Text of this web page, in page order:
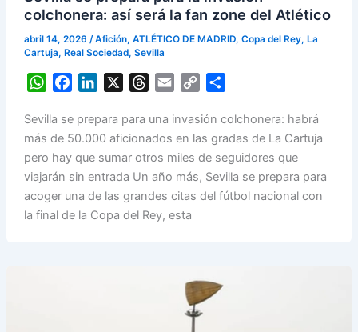
colchonera: así será la fan zone del Atlético
abril 14, 2026 /Afición, ATLÉTICO DE MADRID, Copa del Rey, La
Cartuja, Real Sociedad, Sevilla
W
a
t
s
A
p
p
c
e
b
o
o
k
n
k
e
d
I
n
r
e
a
d
s
a
i
l
p
y
L
i
n
a
r
e
Sevilla se prepara para una invasión colchonera: habrá
más de 50.000 aficionados en las gradas de La Cartuja
pero hay que sumar otros miles de seguidores que
viajarán sin entrada Un año más, Sevilla se prepara para
acoger una de las grandes citas del fútbol nacional con
la final de la Copa del Rey, esta